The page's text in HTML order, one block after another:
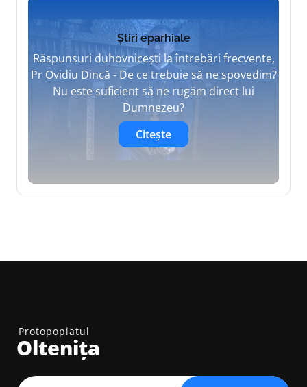
Știri eparhiale
Răspunsuri duhovnicești la întrebări frecvente,
Pr Ovidiu Dincă - De ce trebuie să ne spovedim?
Nu este suficient să ne rugăm direct lui
Dumnezeu?
Citește
Protopopiatul
Oltenița